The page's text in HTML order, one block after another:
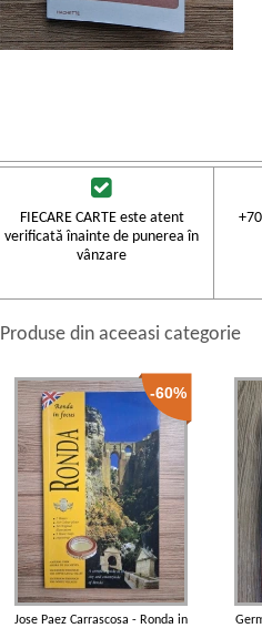
FIECARE CARTE este atent
verificată înainte de punerea în
vânzare
Produse din aceeasi categorie
-60%
Jose Paez Carrascosa - Ronda in